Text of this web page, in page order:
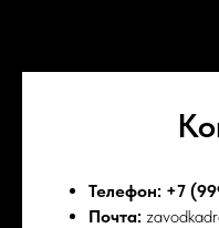
Телефон: +7
Почта: